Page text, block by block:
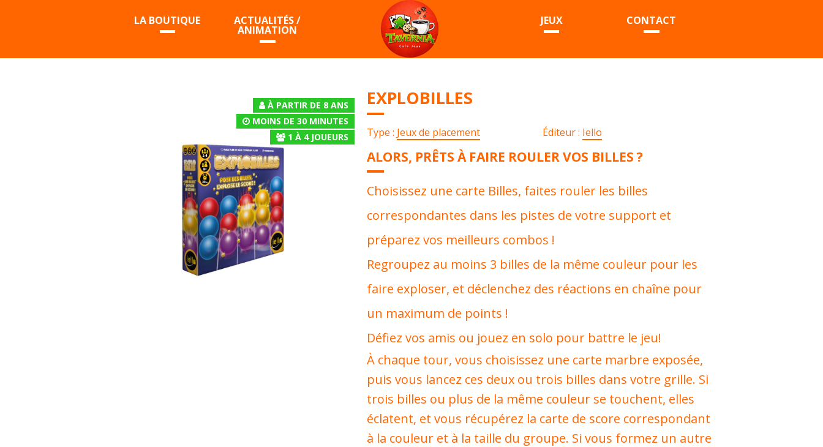
LA BOUTIQUE ACTUALITÉS /
ANIMATION
JEUX CONTACT
À PARTIR DE 8 ANS
MOINS DE 30 MINUTES
1 À 4JOUEURS
EXPLOBILLES
Type : Jeux de placement Éditeur : Iello
ALORS, PRÊTS À FAIRE ROULER VOS BILLES ?
Choisissez une carte Billes, faites rouler les billes
correspondantes dans les pistes de votre support et
préparez vos meilleurs combos !
Regroupez au moins 3 billes de la même couleur pour les
faire exploser, et déclenchez des réactions en chaîne pour
un maximum de points !
Défiez vos amis ou jouez en solo pour battre le jeu!
À chaque tour, vous choisissez une carte marbre exposée,
puis vous lancez ces deux ou trois billes dans votre grille. Si
trois billes ou plus de la même couleur se touchent, elles
éclatent, et vous récupérez la carte de score correspondant
à la couleur et à la taille du groupe. Si vous formez un autre